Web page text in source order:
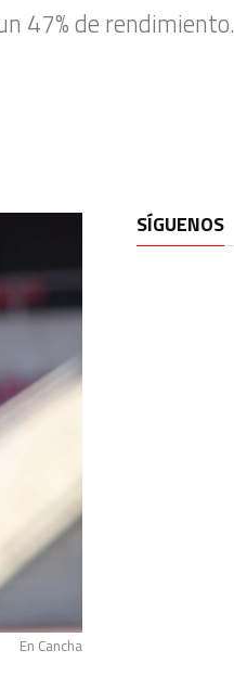
47% de rendimiento.
En Cancha
SÍGUENOS